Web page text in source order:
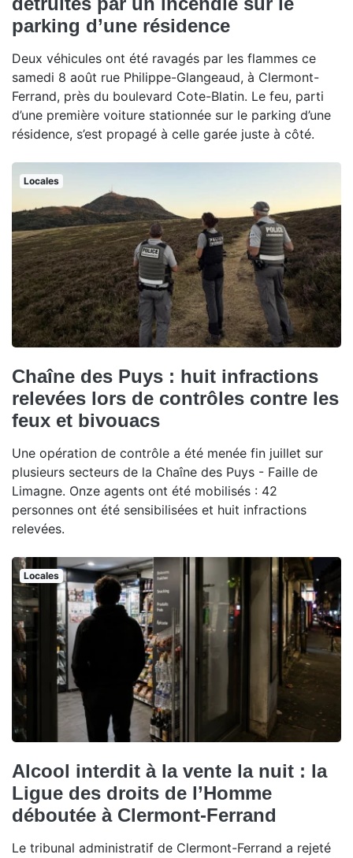
parking d’une résidence
Deux véhicules ont été ravagés par les flammes ce
samedi 8 août rue Philippe-Glangeaud, à Clermont-
Ferrand, près du boulevard Cote-Blatin. Le feu, parti
d’une première voiture stationnée sur le parking d’une
résidence, s’est propagé à celle garée juste à côté.
Locales
Chaîne des Puys : huit infractions
relevées lors de contrôles contre les
feux et bivouacs
Une opération de contrôle a été menée fin juillet sur
plusieurs secteurs de la Chaîne des Puys - Faille de
Limagne. Onze agents ont été mobilisés : 42
personnes ont été sensibilisées et huit infractions
relevées.
Locales
Alcool interdit à la vente la nuit : la
Ligue des droits de l’Homme
déboutée à Clermont-Ferrand
Le tribunal administratif de Clermont-Ferrand a rejeté